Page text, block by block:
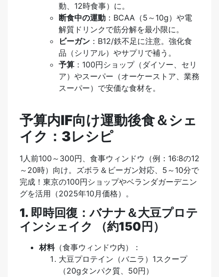
動、12時食事）に。
断食中の運動 ：BCAA（5～10g）や電
解質ドリンクで筋分解を最小限に。
ビーガン ：B12/鉄不足に注意。強化食
品（シリアル）やサプリで補う。
予算 ：100円ショップ（ダイソー、セリ
ア）やスーパー（オーケーストア、業務
スーパー）で安価な食材を。
予算内IF向け運動後食＆シェ
イク：3レシピ
1人前100～300円、食事ウィンドウ（例：16:8の12
～20時）向け。ズボラ＆ビーガン対応、5～10分で
完成！東京の100円ショップやベランダガーデニン
グを活用（2025年10月価格）。
1. 即時回復：バナナ＆大豆プロテ
インシェイク （約150円）
材料（食事ウィンドウ内）：
大豆プロテイン（バニラ）1スクープ
（20gタンパク質、50円）